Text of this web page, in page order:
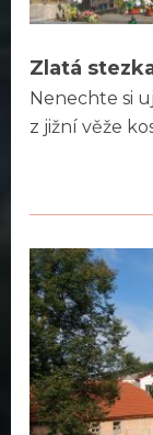
Zlatá
Nenechte si
z jižní věže